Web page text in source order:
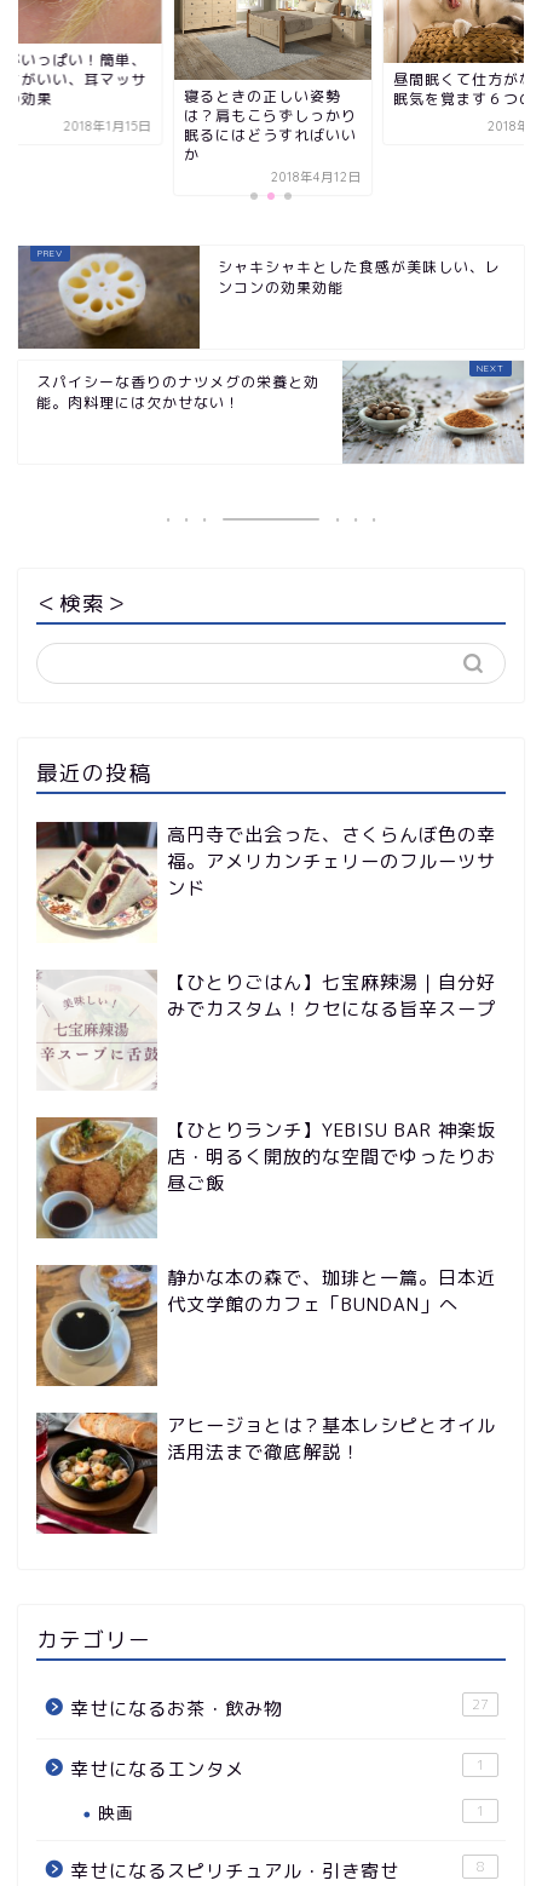
きの正しい姿勢
もこらずしっかり
にはどうすればいい
昼間眠くて仕方がない。
眠気を覚ます６つの対策
2018年4月3日
ツボがいっぱい！簡
気持ちがいい、耳マ
ージの効果
2018年1
シャキシャキとした食感が美味しい、レ
ンコンの効果効能
スパイシーな香りのナツメグの栄養と効
能。肉料理には欠かせない！
＜検索＞
最近の投稿
高円寺で出会った、さくらんぼ色の幸
福。アメリカンチェリーのフルーツサ
ンド
【ひとりごはん】七宝麻辣湯｜自分好
みでカスタム！クセになる旨辛スープ
【ひとりランチ】YEBISU BAR 神楽坂
店・明るく開放的な空間でゆったりお
昼ご飯
静かな本の森で、珈琲と一篇。日本近
代文学館のカフェ「BUNDAN」へ
アヒージョとは？基本レシピとオイル
活用法まで徹底解説！
カテゴリー
幸せになるお茶・飲み物 27
幸せになるエンタメ 1
映画 1
幸せになるスピリチュアル・引き寄せ 8